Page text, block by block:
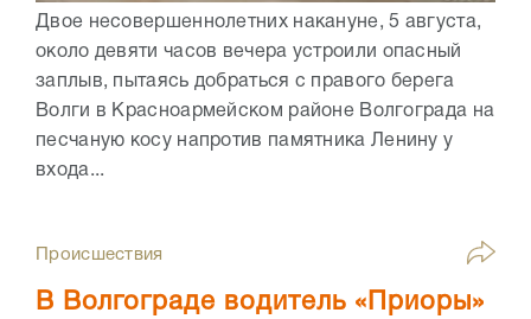
Двое несовершеннолетних накануне, 5 августа,
около девяти часов вечера устроили опасный
заплыв, пытаясь добраться с правого берега
Волги в Красноармейском районе Волгограда на
песчаную косу напротив памятника Ленину у
входа...
Происшествия
В Волгограде водитель «Приоры»